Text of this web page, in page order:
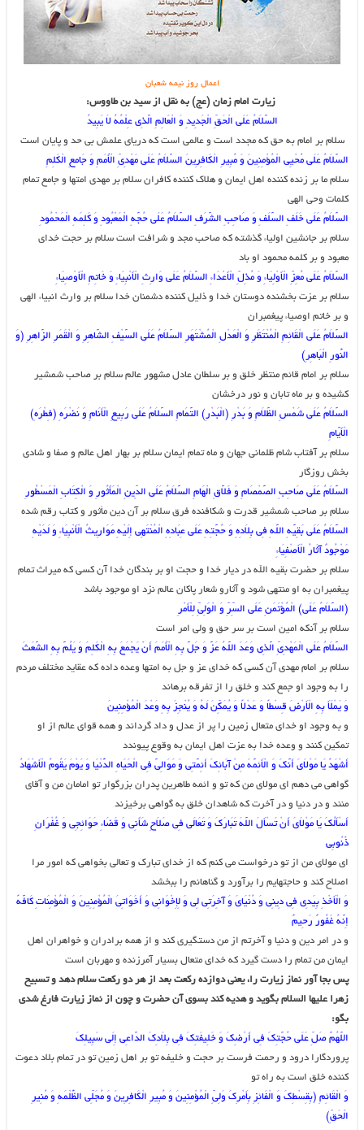
اعمال روز نیمه شعبان
زیارت امام زمان (عج) به نقل از سید بن طاووس:
السَّلاَمُ عَلَى الْحَقِّ الْجَدِیدِ وَ الْعَالِمِ الَّذِی عِلْمُهُ لاَ یَبِیدُ
سلام بر امام به حق که مجدد است و عالمى است که دریاى علمش بى ‏حد و پایان است
السَّلاَمُ عَلَى مُحْیِی الْمُؤْمِنِینَ وَ مُبِیرِ الْکَافِرِینَ السَّلاَمُ عَلَى مَهْدِیِّ الْأُمَمِ وَ جَامِعِ الْکَلِمِ‏
سلام ما بر زنده کننده اهل ایمان و هلاک کننده کافران سلام بر مهدى امتها و جامع تمام
کلمات وحى الهى
السَّلاَمُ عَلَى خَلَفِ السَّلَفِ وَ صَاحِبِ الشَّرَفِ السَّلاَمُ عَلَى حُجَّهِ الْمَعْبُودِ وَ کَلِمَهِ الْمَحْمُودِ
سلام بر جانشین اولیاء گذشته که صاحب مجد و شرافت است سلام بر حجت خداى
معبود و بر کلمه محمود او باد
السَّلاَمُ عَلَى مُعِزِّ الْأَوْلِیَاءِ وَ مُذِلِّ الْأَعْدَاءِ السَّلاَمُ عَلَى وَارِثِ الْأَنْبِیَاءِ وَ خَاتِمِ الْأَوْصِیَاءِ
سلام بر عزت بخشنده دوستان خدا و ذلیل کننده دشمنان خدا سلام بر وارث انبیاء الهى
و بر خاتم اوصیاء پیغمبران
السَّلاَمُ عَلَى الْقَائِمِ الْمُنْتَظَرِ وَ الْعَدْلِ الْمُشْتَهَرِ السَّلاَمُ عَلَى السَّیْفِ الشَّاهِرِ وَ الْقَمَرِ الزَّاهِرِ (وَ
النُّورِ الْبَاهِرِ)
سلام بر امام قائم منتظر خلق و بر سلطان عادل مشهور عالم سلام بر صاحب شمشیر
کشیده و بر ماه تابان و نور درخشان
السَّلاَمُ عَلَى شَمْسِ الظَّلاَمِ وَ بَدْرِ (الْبَدْرِ) التَّمَامِ السَّلاَمُ عَلَى رَبِیعِ الْأَنَامِ وَ نَضْرَهِ (فِطْرَهِ)
الْأَیَّامِ‏
سلام بر آفتاب شام ظلمانى جهان و ماه تمام ایمان سلام بر بهار اهل عالم و صفا و شادى
بخش روزگار
السَّلاَمُ عَلَى صَاحِبِ الصَّمْصَامِ وَ فَلاَّقِ الْهَامِ السَّلاَمُ عَلَى الدِّینِ الْمَأْثُورِ وَ الْکِتَابِ الْمَسْطُورِ
سلام بر صاحب شمشیر قدرت و شکافنده فرق سلام بر آن دین مأثور و کتاب رقم شده
السَّلاَمُ عَلَى بَقِیَّهِ اللَّهِ فِی بِلاَدِهِ وَ حُجَّتِهِ عَلَى عِبَادِهِ الْمُنْتَهِی إِلَیْهِ مَوَارِیثُ الْأَنْبِیَاءِ وَ لَدَیْهِ
مَوْجُودٌ آثَارُ الْأَصْفِیَاءِ
سلام بر حضرت بقیه الله در دیار خدا و حجت او بر بندگان خدا آن کسى که میراث تمام
پیغمبران به او منتهى شود و آثارو شعار پاکان عالم نزد او موجود باشد
(السَّلاَمُ عَلَى) الْمُؤْتَمَنِ عَلَى السِّرِّ وَ الْوَلِیِّ لِلْأَمْرِ
سلام بر آنکه امین است بر سر حق و ولى امر است
السَّلاَمُ عَلَى الْمَهْدِیِّ الَّذِی وَعَدَ اللَّهُ عَزَّ وَ جَلَّ بِهِ الْأُمَمَ أَنْ یَجْمَعَ بِهِ الْکَلِمَ وَ یَلُمَّ بِهِ الشَّعَثَ‏
سلام بر امام مهدى آن کسى که خداى عز و جل به امتها وعده داده که عقاید مختلف مردم
را به وجود او جمع کند و خلق را از تفرقه برهاند
وَ یَمْلَأَ بِهِ الْأَرْضَ قِسْطاً وَ عَدْلاً وَ یُمَکِّنَ لَهُ وَ یُنْجِزَ بِهِ وَعْدَ الْمُؤْمِنِینَ‏
و به وجود او خداى متعال زمین را پر از عدل و داد گرداند و همه قواى عالم از او
تمکین کنند و وعده خدا به عزت اهل ایمان به وقوع پیوندد
أَشْهَدُ یَا مَوْلاَیَ أَنَّکَ وَ الْأَئِمَّهَ مِنْ آبَائِکَ أَئِمَّتِی وَ مَوَالِیَّ فِی الْحَیَاهِ الدُّنْیَا وَ یَوْمَ یَقُومُ الْأَشْهَادُ
گواهى مى ‏دهم اى مولاى من که تو و ائمه طاهرین پدران بزرگوار تو امامان من و آقاى
منند و در دنیا و در آخرت که شاهدان خلق به گواهى برخیزند
أَسْأَلُکَ یَا مَوْلاَیَ أَنْ تَسْأَلَ اللَّهَ تَبَارَکَ وَ تَعَالَى فِی صَلاَحِ شَأْنِی وَ قَضَاءِ حَوَائِجِی وَ غُفْرَانِ
ذُنُوبِی‏
اى مولاى من از تو درخواست مى ‏کنم که از خداى تبارک و تعالى بخواهى که امور مرا
اصلاح کند و حاجتهایم را برآورد و گناهانم را ببخشد
وَ الْأَخْذِ بِیَدِی فِی دِینِی وَ دُنْیَایَ وَ آخِرَتِی لِی وَ لِإِخْوَانِی وَ أَخَوَاتِیَ الْمُؤْمِنِینَ وَ الْمُؤْمِنَاتِ کَافَّهً
إِنَّهُ غَفُورٌ رَحِیمٌ‏
و در امر دین و دنیا و آخرتم از من دستگیرى کند و از همه برادران و خواهران اهل
ایمان من تمام را دست گیرد که خداى متعال بسیار آمرزنده و مهربان است
پس بجا آور نماز زیارت را، یعنى دوازده رکعت بعد از هر دو رکعت سلام دهد و تسبیح
زهرا علیها السلام بگوید و هدیه کند بسوى آن حضرت و چون از نماز زیارت فارغ شدى
بگو:
اللَّهُمَّ صَلِّ عَلَى حُجَّتِکَ فِی أَرْضِکَ وَ خَلِیفَتِکَ فِی بِلاَدِکَ الدَّاعِی إِلَى سَبِیلِکَ‏
پروردگارا درود و رحمت فرست بر حجت و خلیفه تو بر اهل زمین تو در تمام بلاد دعوت
کننده خلق است به راه تو
وَ الْقَائِمِ (بِقِسْطِکَ وَ الْفَائِزِ بِأَمْرِکَ وَلِیِّ الْمُؤْمِنِینَ وَ مُبِیرِ الْکَافِرِینَ وَ مُجَلِّی الظُّلْمَهِ وَ مُنِیرِ
الْحَقِّ)